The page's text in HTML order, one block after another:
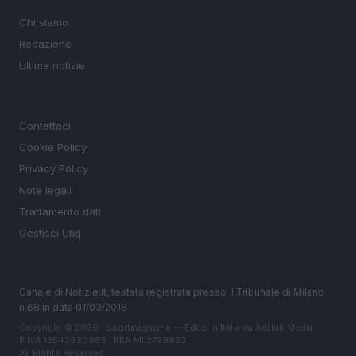
Chi siamo
Redazione
Ultime notizie
Contattaci
Cookie Policy
Privacy Policy
Note legali
Trattamento dati
Gestisci Utiq
Canale di Notizie.it, testata registrata presso il Tribunale di Milano
n.68 in data 01/03/2018
Copyright © 2026 · Sportmagazine — Edito in Italia da AdHub Media
P.IVA 13542920965 · REA MI 2729933
All Rights Reserved